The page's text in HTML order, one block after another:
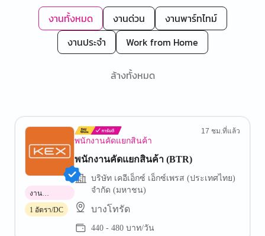
งานทั้งหมด งานด่วน
งานพาร์ทไทม์
งานประจำ
Work from Home
ล้างทั้งหมด
พนักงานคัดแยกสินค้า
17 ชม.ที่แล้ว
พนักงานคัดแยกสินค้า (BTR)
บริษัท เคอีเอ็กซ์ เอ็กซ์เพรส (ประเทศไทย)
จำกัด (มหาชน)
บางโทรัด
440 - 480 บาท/วัน
งาน
พาร์ทไทม์
1 อัตรา/DC